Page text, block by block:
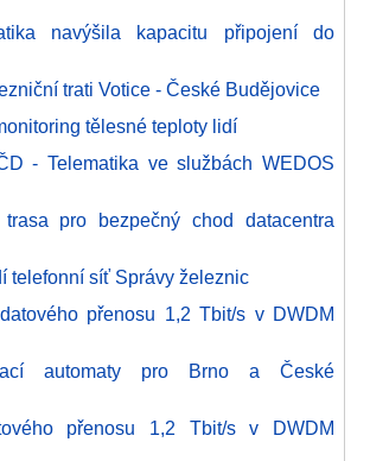
navýšila kapacitu připojení do
trati Votice - České Budějovice
tělesné teploty lidí
- Telematika ve službách WEDOS
pro bezpečný chod datacentra
telefonní síť Správy železnic
přenosu 1,2 Tbit/s v DWDM
automaty pro Brno a České
přenosu 1,2 Tbit/s v DWDM